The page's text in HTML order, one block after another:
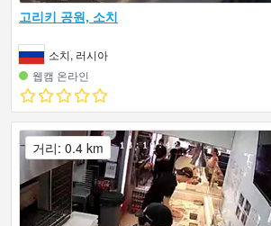
고리키 공원, 소치
소치, 러시아
웹캠 온라인
거리: 0.4 km